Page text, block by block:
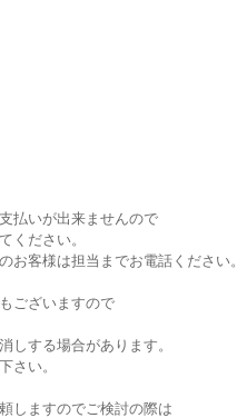
払いが出来ませんので
ください。
お客様は担当までお電話ください。
ございますので
しする場合があります。
さい。
しますのでご検討の際は